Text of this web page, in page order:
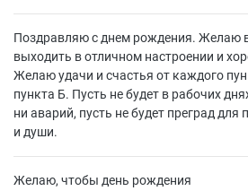
Поздравляю с днем рождения. Желаю
выходить в отличном настроении и
Желаю удачи и счастья от каждого
пункта Б. Пусть не будет в рабочих
ни аварий, пусть не будет преград для
и души.
Желаю, чтобы день рождения